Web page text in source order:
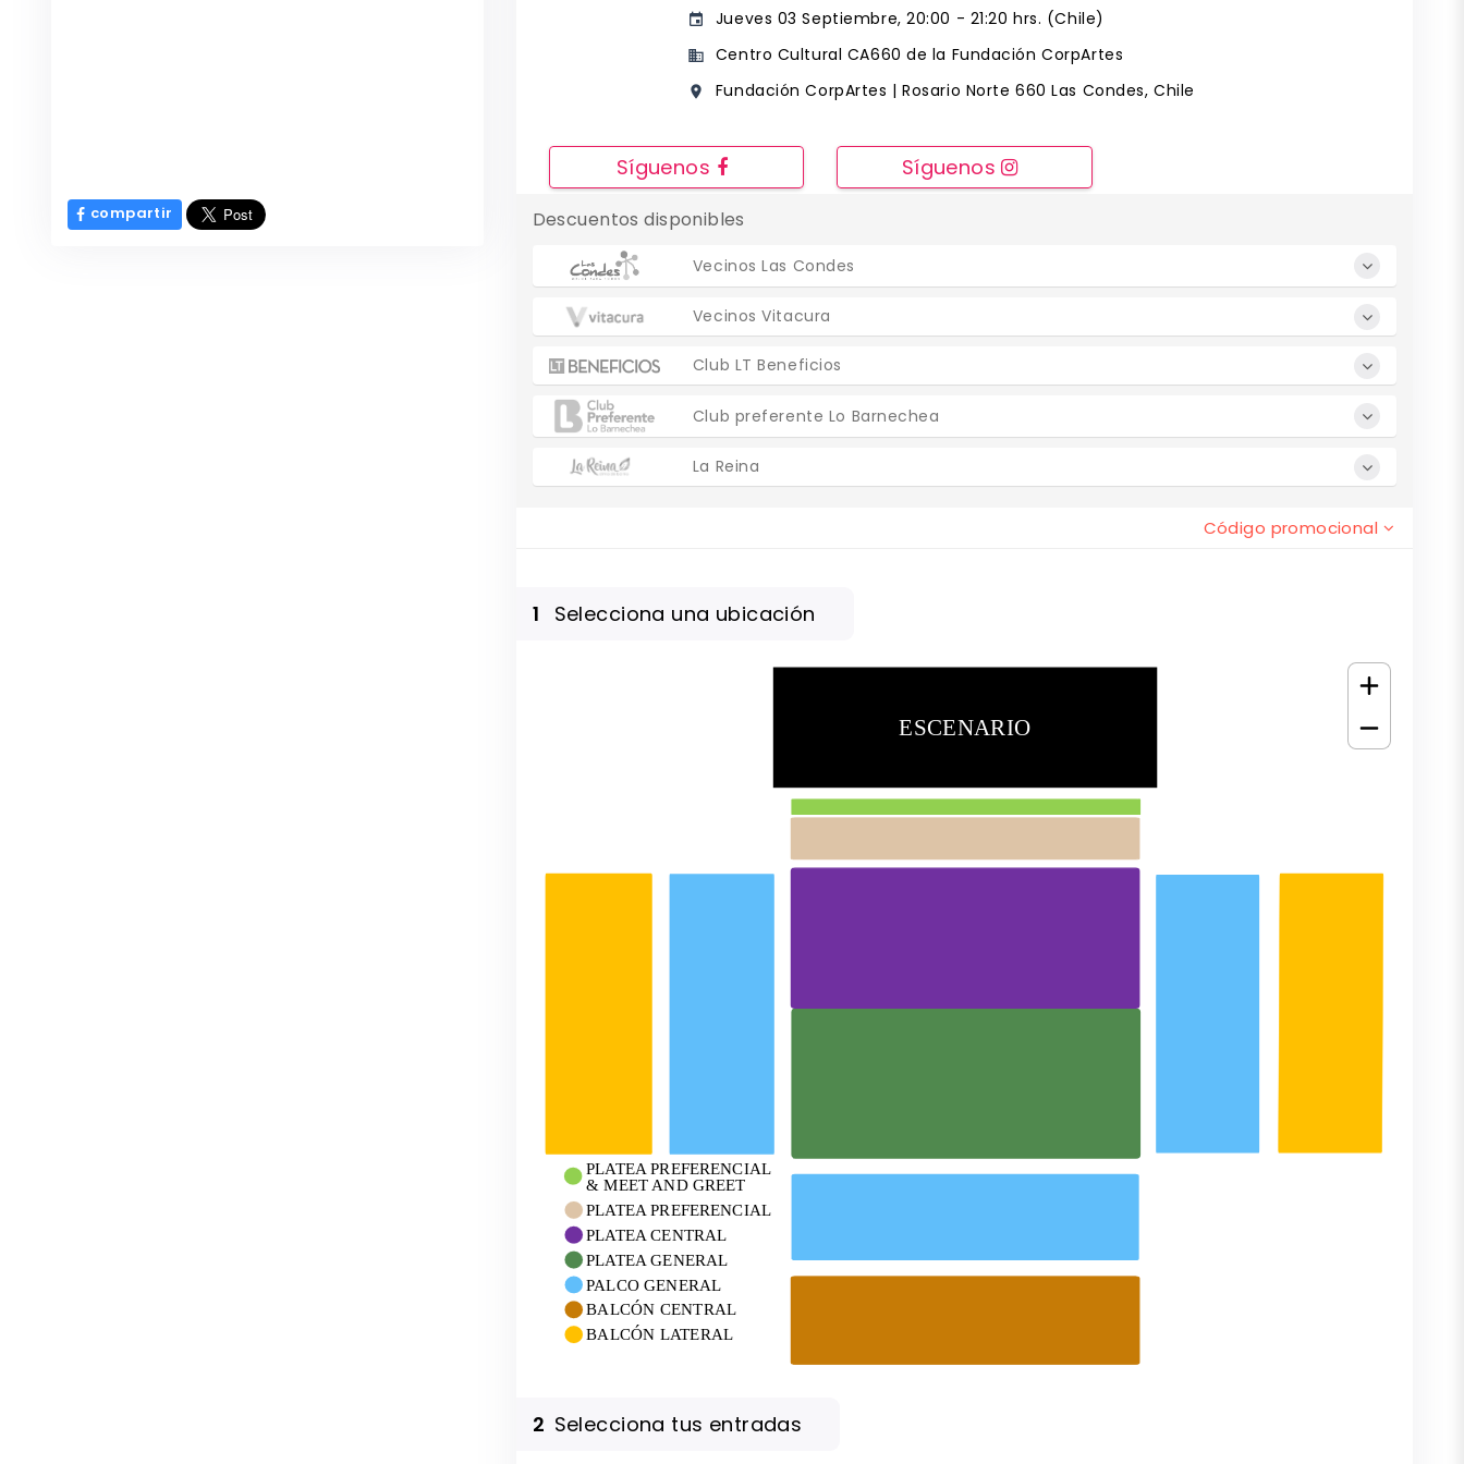
compartir
event Jueves 03 Septiembre, 20:00 - 21:20 hrs. (Chile)
business Centro Cultural CA660 de la Fundación CorpArtes
place Fundación CorpArtes | Rosario Norte 660 Las Condes, Chile
Síguenos Síguenos
Descuentos disponibles
Vecinos Las Condes
Vecinos Vitacura
Club LT Beneficios
Club preferente Lo Barnechea
La Reina
Código promocional
Selecciona una ubicación
1
ESCENARIO
PLATEA PREFERENCIAL
PLATEA CENTRAL
BALCÓN CENTRAL
PLATEA GENERAL
PALCO GENERAL
BALCÓN LATERAL
PLATEA PREFERENCIAL
& MEET AND GREET
Selecciona tus entradas
2